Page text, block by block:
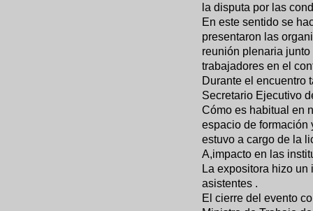
la disputa por las
En este sentido se
presentaron las
reunión plenaria
trabajadores en el
Durante el encuentro
Secretario Ejecutivo
Cómo es habitual en
espacio de formación
estuvo a cargo de la
A,impacto en las
La expositora hizo un
asistentes .
El cierre del evento